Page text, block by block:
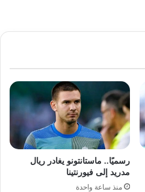
رسميًا.. ماستانتونو يغادر ريال
مدريد إلى فيورنتينا
منذ ساعة واحدة